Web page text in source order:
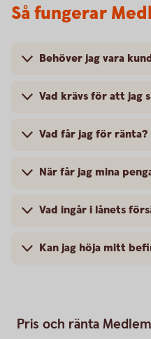
Så fungerar
Behöver jag vara
Vad krävs för att jag
Vad får jag för ränta?
När får jag mina
Vad ingår i lånets
Kan jag höja mitt
Pris och ränta